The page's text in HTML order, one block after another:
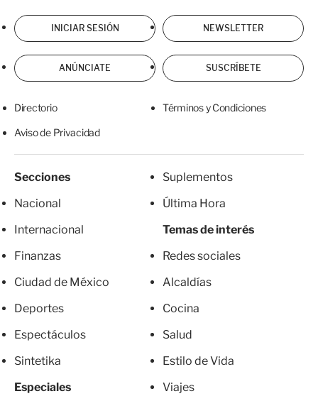
INICIAR SESIÓN NEWSLETTER
ANÚNCIATE SUSCRÍBETE
Directorio Términos y Condiciones
Aviso de Privacidad
Secciones
Nacional
Internacional
Finanzas
Ciudad de México
Deportes
Espectáculos
Sintetika
Especiales
Suplementos
Última Hora
Temas de interés
Redes sociales
Alcaldías
Cocina
Salud
Estilo de Vida
Viajes